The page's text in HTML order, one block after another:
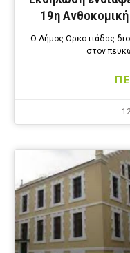
19η
Ο Δήμος Ορεστιάδας
στον